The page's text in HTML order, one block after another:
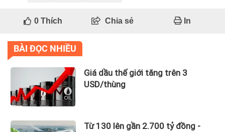
0Thích Chia sẻ In
BÀI ĐỌC NHIỀU
Giá dầu thế giới tăng trên 3
USD/thùng
Từ 130 lên gần 2.700 tỷ đồng -